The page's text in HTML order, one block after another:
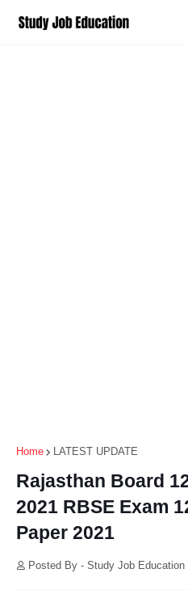
Home LATEST UPDATE
Rajasthan Board
2021 RBSE Exam
Paper 2021
Posted By - Study Job Education